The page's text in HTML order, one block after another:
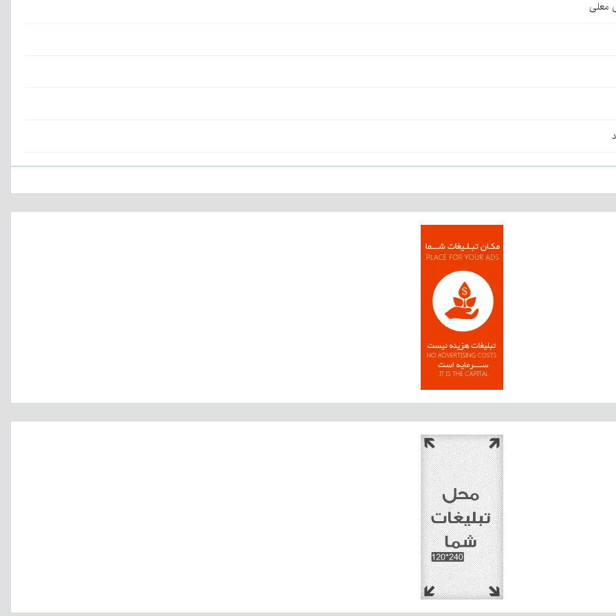
معلی